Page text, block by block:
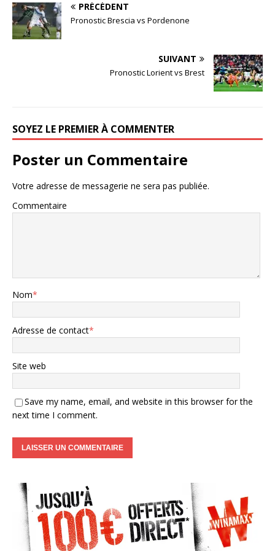
PRÉCÉDENT
Pronostic Brescia vs Pordenone
SUIVANT
Pronostic Lorient vs Brest
SOYEZ LE PREMIER À COMMENTER
Poster un Commentaire
Votre adresse de messagerie ne sera pas publiée.
Commentaire
Nom*
Adresse de contact*
Site web
Save my name, email, and website in this browser for the
next time I comment.